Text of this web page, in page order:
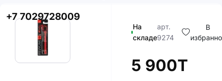
+7 7029728009
На
складе
арт.
9274
В
5 900T